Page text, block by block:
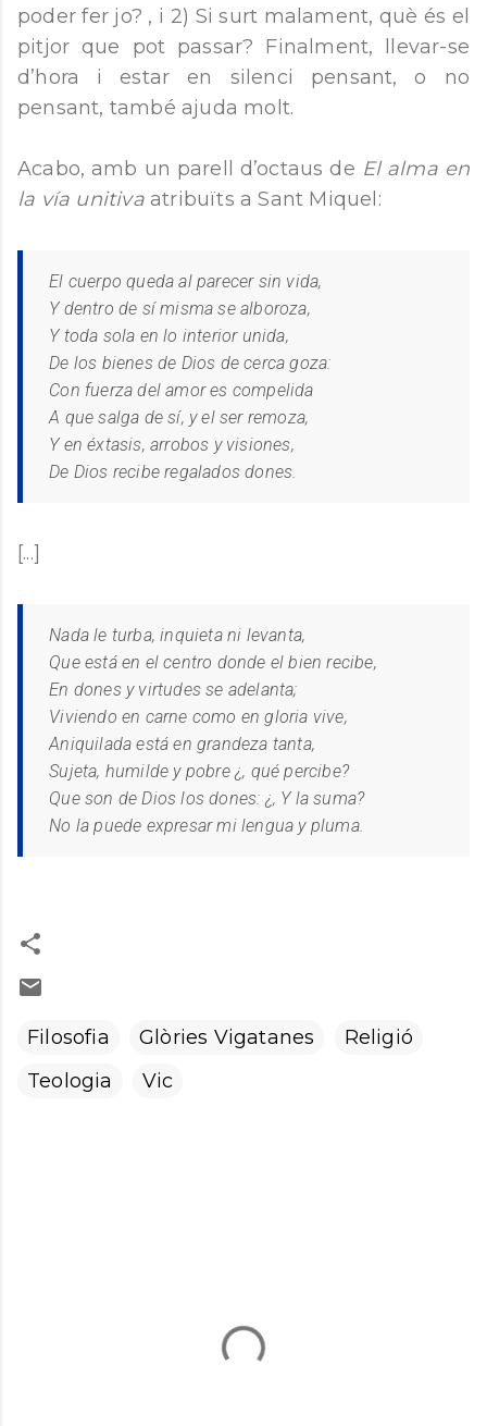
poder fer jo? , i 2) Si surt malament, què és el
pitjor que pot passar? Finalment, llevar-se
d’hora i estar en silenci pensant, o no
pensant, també ajuda molt.
Acabo, amb un parell d’octaus de El alma en
la vía unitivaatribuïts a Sant Miquel:
El cuerpo queda al parecer sin vida,
Y dentro de sí misma se alboroza,
Y toda sola en lo interior unida,
De los bienes de Dios de cerca goza:
Con fuerza del amor es compelida
A que salga de sí, y el ser remoza,
Y en éxtasis, arrobos y visiones,
De Dios recibe regalados dones.
[...]
Nada le turba, inquieta ni levanta,
Que está en el centro donde el bien recibe,
En dones y virtudes se adelanta;
Viviendo en carne como en gloria vive,
Aniquilada está en grandeza tanta,
Sujeta, humilde y pobre ¿, qué percibe?
Que son de Dios los dones: ¿, Y la suma?
No la puede expresar mi lengua y pluma.
Filosofia Glòries Vigatanes
Religió
Teologia
Vic